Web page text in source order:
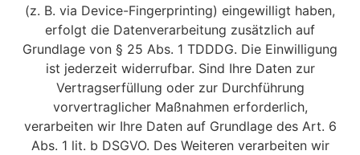
(z. B. via Device-Fingerprinting) eingewilligt haben,
erfolgt die Datenverarbeitung zusätzlich auf
Grundlage von § 25 Abs. 1 TDDDG. Die Einwilligung
ist jederzeit widerrufbar. Sind Ihre Daten zur
Vertragserfüllung oder zur Durchführung
vorvertraglicher Maßnahmen erforderlich,
verarbeiten wir Ihre Daten auf Grundlage des Art. 6
Abs. 1 lit. b DSGVO. Des Weiteren verarbeiten wir